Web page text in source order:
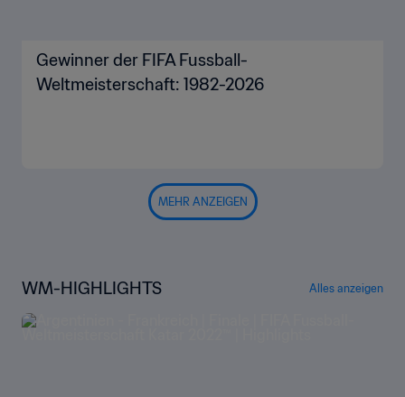
Gewinner der FIFA Fussball-
Weltmeisterschaft: 1982-2026
MEHR ANZEIGEN
WM-HIGHLIGHTS Alles anzeigen